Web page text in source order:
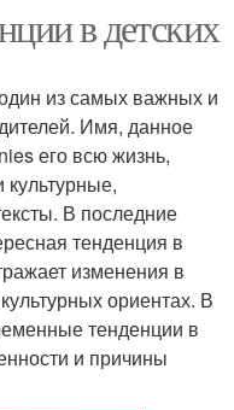
в детских
из самых важных и
Имя, данное
его всю жизнь,
культурные,
В последние
тенденция в
изменения в
ориентах. В
тенденции в
и причины